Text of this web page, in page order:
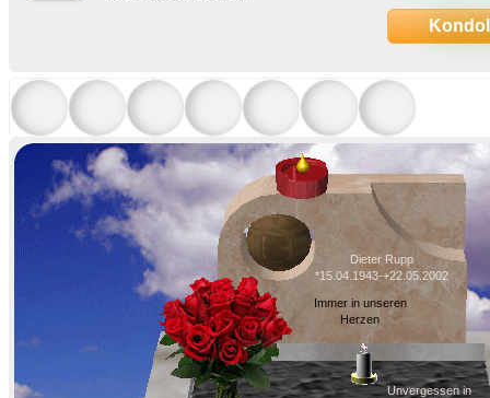
Dieter Rupp
*15.04.1943-+22.05.2002
Immer in unseren
Herzen
Unvergessen in